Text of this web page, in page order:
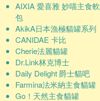
AIXIA 愛喜雅 妙喵主食軟
包
AkikA日本漁極貓罐系列
CANIDAE 卡比
Cherie法麗貓罐
Dr.Link林克博士
Daily Delight 爵士貓吧
Farmina法米納主食貓罐
Go！天然主食貓罐